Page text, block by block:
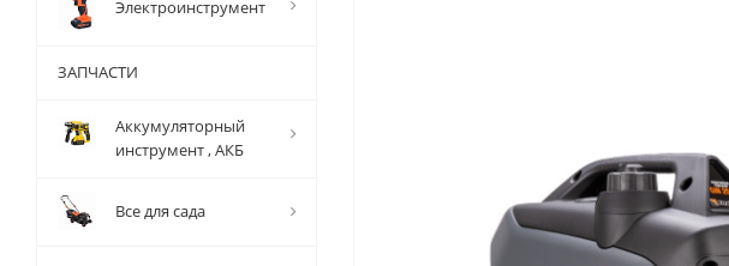
Электроинструмент
ЗАПЧАСТИ
Аккумуляторный
инструмент , АКБ
Все для сада